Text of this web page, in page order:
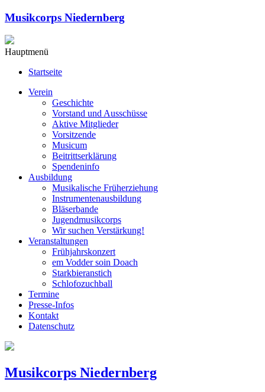
Musikcorps Niedernberg
Hauptmenü
Startseite
Verein
Geschichte
Vorstand und Ausschüsse
Aktive Mitglieder
Vorsitzende
Musicum
Beitrittserklärung
Spendeninfo
Ausbildung
Musikalische Früherziehung
Instrumentenausbildung
Bläserbande
Jugendmusikcorps
Wir suchen Verstärkung!
Veranstaltungen
Frühjahrskonzert
em Vodder soin Doach
Starkbieranstich
Schlofozuchball
Termine
Presse-Infos
Kontakt
Datenschutz
Musikcorps Niedernberg